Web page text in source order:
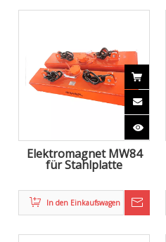
Elektromagnet MW84
für Stahlplatte
In den Einkaufswagen